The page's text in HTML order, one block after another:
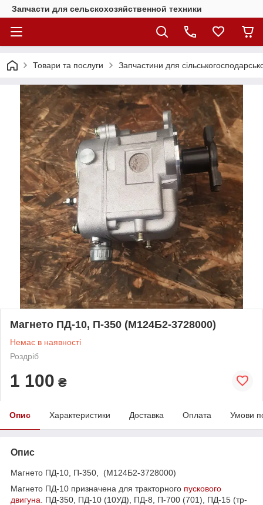
Запчасти для сельскохозяйственной техники
Товари та послуги Запчастини для
Магнето ПД-10, П-350 (М124Б2-3728000)
Немає в наявності
Роздріб
1 100 ₴
Опис Характеристики Доставка Оплата Умови
Опис
Магнето ПД-10, П-350, (М124Б2-3728000)
Магнето ПД-10 призначена для тракторного пускового
двигуна . ПД-350, ПД-10 (10УД), ПД-8, П-700 (701), ПД-15 (тр-